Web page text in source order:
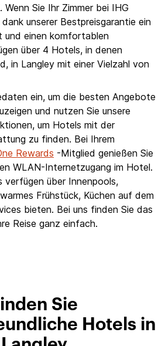
Sie Ihr Zimmer bei IHG
unserer Bestpreisgarantie ein
und einen komfortablen
über 4 Hotels, in denen
in Langley mit einer Vielzahl von
ein, um die besten Angebote
und nutzen Sie unsere
um Hotels mit der
zu finden. Bei Ihrem
Rewards -Mitglied genießen Sie
WLAN-Internetzugang im Hotel.
verfügen über Innenpools,
Frühstück, Küchen auf dem
bieten. Bei uns finden Sie das
Reise ganz einfach.
Sie
Hotels in